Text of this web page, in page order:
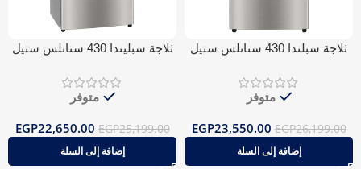
ثلاجة سبلندا 430 ستانلس ستيل
متوفر
EGP26,199.00
EGP23,550.00
إضافة إلى السلة
ثلاجة سبليندا 430 ستانلس ستيل
متوفر
EGP25,199.00
EGP22,650.00
إضافة إلى السلة